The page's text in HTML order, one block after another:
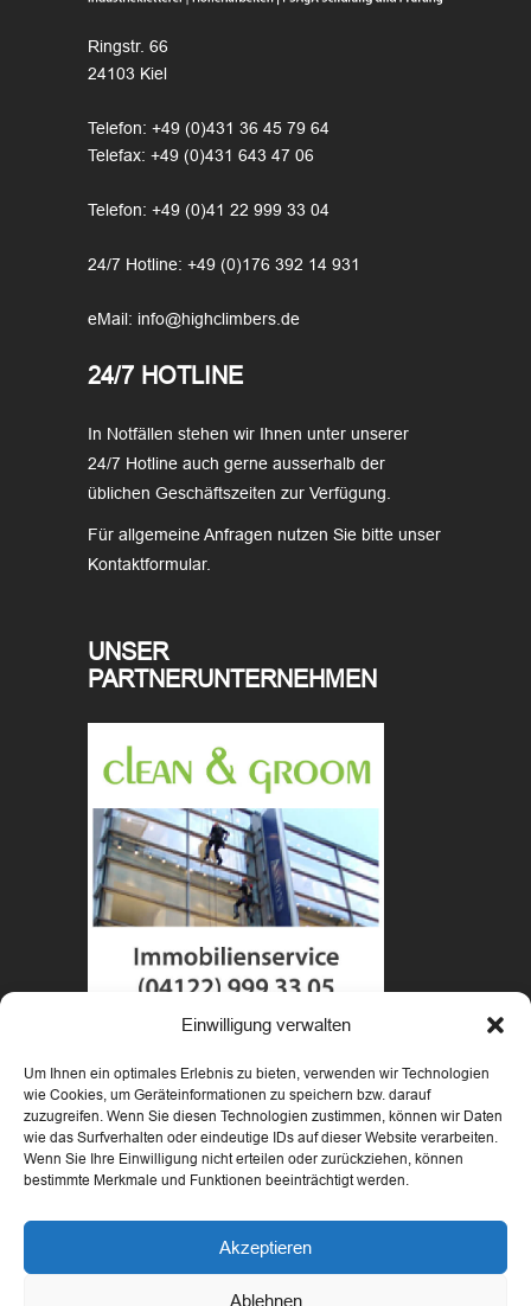
Einwilligung verwalten
Um Ihnen ein optimales Erlebnis zu bieten, verwenden wir Technologien
wie Cookies, um Geräteinformationen zu speichern bzw. darauf
zuzugreifen. Wenn Sie diesen Technologien zustimmen, können wir Daten
wie das Surfverhalten oder eindeutige IDs auf dieser Website verarbeiten.
Wenn Sie Ihre Einwilligung nicht erteilen oder zurückziehen, können
bestimmte Merkmale und Funktionen beeinträchtigt werden.
Akzeptieren
Ablehnen
Ringstr. 66
24103 Kiel
Telefon: +49 (0)431 36 45 79 64
Telefax: +49 (0)431 643 47 06
Telefon: +49 (0)41 22 999 33 04
24/7 Hotline: +49 (0)176 392 14 931
eMail: info@highclimbers.de
24/7 HOTLINE
In Notfällen stehen wir Ihnen unter unserer
24/7 Hotline auch gerne ausserhalb der
üblichen Geschäftszeiten zur Verfügung.
Für allgemeine Anfragen nutzen Sie bitte unser
Kontaktformular.
UNSER
PARTNERUNTERNEHMEN
DATENSCHUTZ
Richtlinie